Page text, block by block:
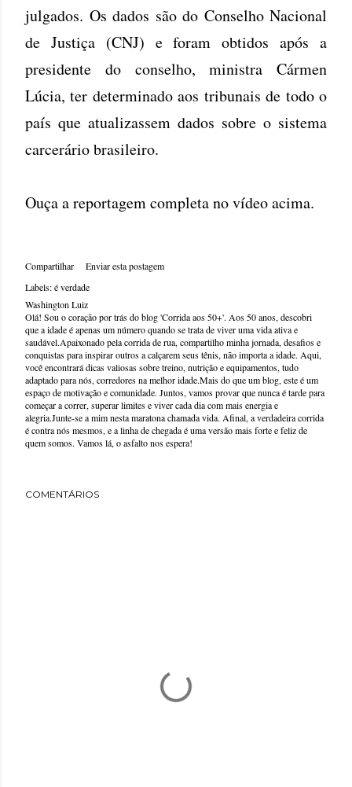
julgados. Os dados são do Conselho Nacional
de Justiça (CNJ) e foram obtidos após a
presidente do conselho, ministra Cármen
Lúcia, ter determinado aos tribunais de todo o
país que atualizassem dados sobre o sistema
carcerário brasileiro.
Ouça a reportagem completa no vídeo acima.
Compartilhar
Enviar esta postagem
Labels:é verdade
Washington Luiz
Olá! Sou o coração por trás do blog 'Corrida aos 50+'. Aos 50 anos, descobri
que a idade é apenas um número quando se trata de viver uma vida ativa e
saudável.Apaixonado pela corrida de rua, compartilho minha jornada, desafios e
conquistas para inspirar outros a calçarem seus tênis, não importa a idade. Aqui,
você encontrará dicas valiosas sobre treino, nutrição e equipamentos, tudo
adaptado para nós, corredores na melhor idade.Mais do que um blog, este é um
espaço de motivação e comunidade. Juntos, vamos provar que nunca é tarde para
começar a correr, superar limites e viver cada dia com mais energia e
alegria.Junte-se a mim nesta maratona chamada vida. Afinal, a verdadeira corrida
é contra nós mesmos, e a linha de chegada é uma versão mais forte e feliz de
quem somos. Vamos lá, o asfalto nos espera!
COMENTÁRIOS